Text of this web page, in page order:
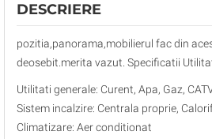
DESCRIERE
pozitia,panorama,mobilierul fac din
deosebit.merita vazut. Specificatii
Utilitati generale: Curent, Apa, Gaz,
Sistem incalzire: Centrala proprie,
Climatizare: Aer conditionat